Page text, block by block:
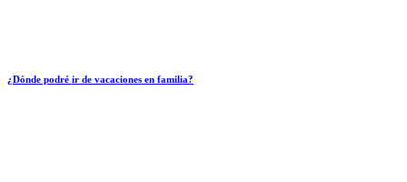
¿Dónde podré ir de vacaciones en familia?